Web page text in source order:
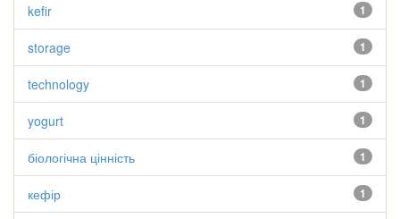
1
kefir
1
storage
1
technology
1
yogurt
1
біологічна цінність
1
кефір